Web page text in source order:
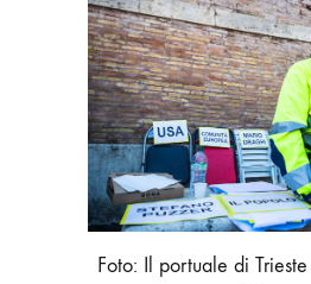
Foto: Il portuale di